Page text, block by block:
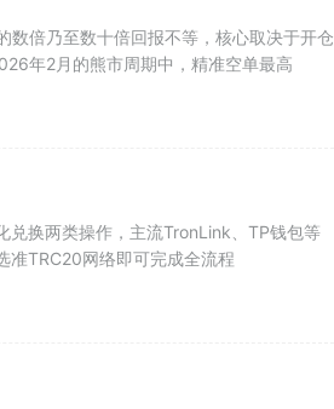
数倍乃至数十倍回报不等，核心取决于开仓
年2月的熊市周期中，精准空单最高
兑换两类操作，主流TronLink、TP钱包等
准TRC20网络即可完成全流程